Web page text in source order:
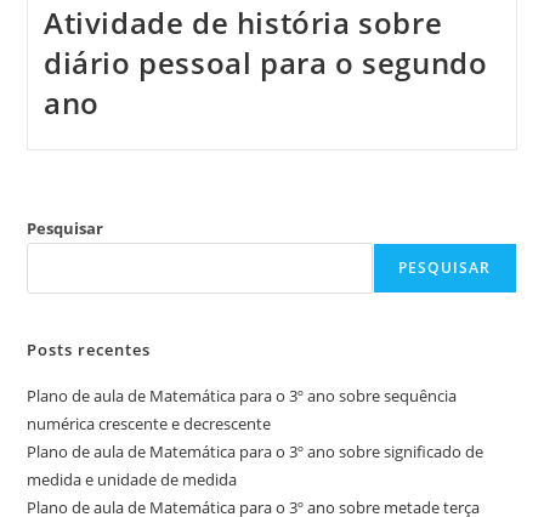
Atividade de história sobre
diário pessoal para o segundo
ano
Pesquisar
PESQUISAR
Posts recentes
Plano de aula de Matemática para o 3º ano sobre sequência
numérica crescente e decrescente
Plano de aula de Matemática para o 3º ano sobre significado de
medida e unidade de medida
Plano de aula de Matemática para o 3º ano sobre metade terça